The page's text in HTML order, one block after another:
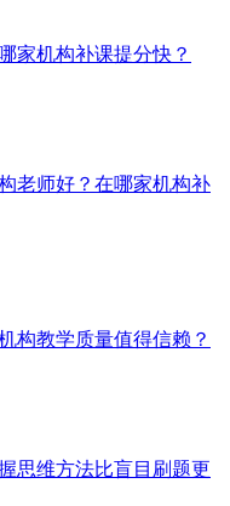
家机构补课提分快？
老师好？在哪家机构补
构教学质量值得信赖？
思维方法比盲目刷题更